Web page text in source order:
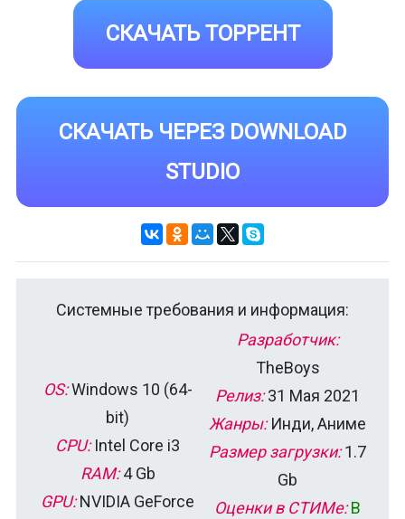
СКАЧАТЬ ТОРРЕНТ
СКАЧАТЬ ЧЕРЕЗ DOWNLOAD
STUDIO
Системные требования и информация:
OS:Windows 10 (64-
bit)
CPU:Intel Core i3
RAM:4 Gb
GPU:NVIDIA GeForce
Разработчик:
TheBoys
Релиз:31 Мая 2021
Жанры:Инди, Аниме
Размер загрузки:1.7
Gb
Оценки в СТИМе: В